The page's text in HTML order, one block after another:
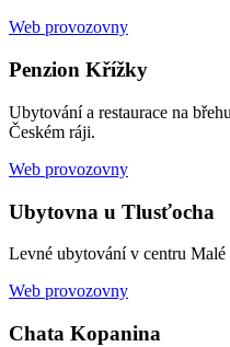
Web provozovny
Penzion Křížky
Ubytování a restaurace na
Českém ráji.
Web provozovny
Ubytovna u Tlusťocha
Levné ubytování v centru Malé
Web provozovny
Chata Kopanina